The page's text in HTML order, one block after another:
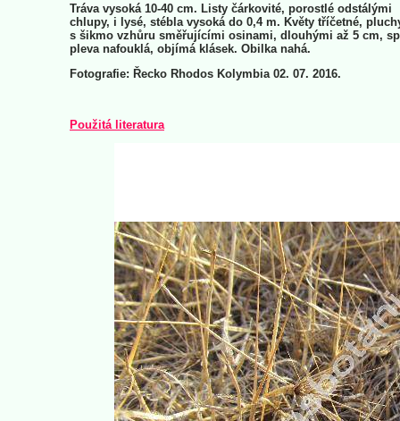
Tráva vysoká 10-40 cm. Listy čárkovité, porostlé odstálými
chlupy, i lysé, stébla vysoká do 0,4 m. Květy tříčetné,
s šikmo vzhůru směřujícími osinami, dlouhými až 5 cm,
pleva nafouklá, objímá klásek. Obilka nahá.
Fotografie: Řecko Rhodos Kolymbia 02. 07. 2016.
Použitá literatura